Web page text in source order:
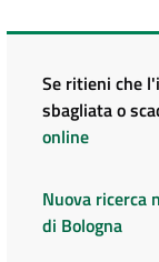
Se ritieni che
sbagliata o
online
Nuova ricerca
di Bologna